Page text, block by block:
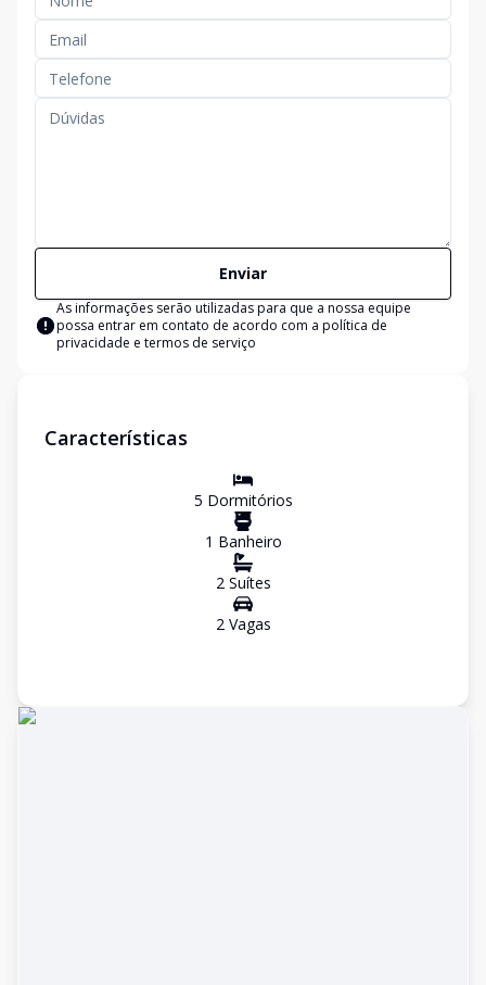
Enviar
As informações serão utilizadas para que a nossa equipe
possa entrar em contato de acordo com a política de
privacidade e termos de serviço
Características
5 Dormitórios
1 Banheiro
2Suítes
2Vagas